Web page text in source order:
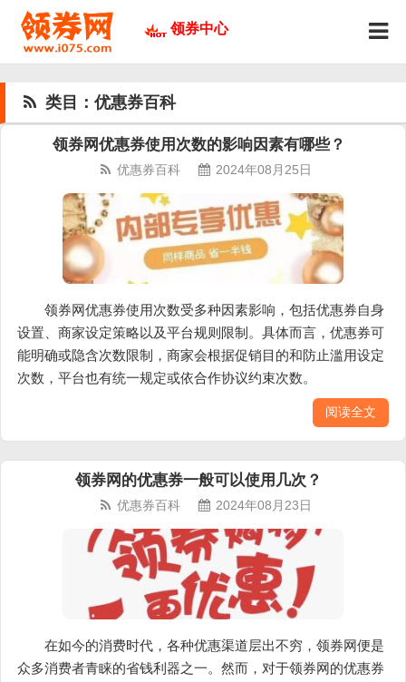
领券中心
类目：优惠券百科
领券网优惠券使用次数的影响因素有哪些？
优惠券百科 2024年08月25日
领券网优惠券使用次数受多种因素影响，包括优惠券自身
设置、商家设定策略以及平台规则限制。具体而言，优惠券可
能明确或隐含次数限制，商家会根据促销目的和防止滥用设定
次数，平台也有统一规定或依合作协议约束次数。
阅读全文
领券网的优惠券一般可以使用几次？
优惠券百科 2024年08月23日
在如今的消费时代，各种优惠渠道层出不穷，领券网便是
众多消费者青睐的省钱利器之一。然而，对于领券网的优惠券